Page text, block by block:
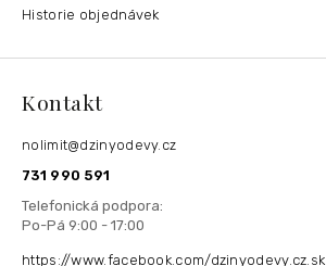
Historie objednávek
Kontakt
nolimit@dzinyodevy.cz
731 990 591
https://www.facebook.com/dzinyodevy.cz.sk